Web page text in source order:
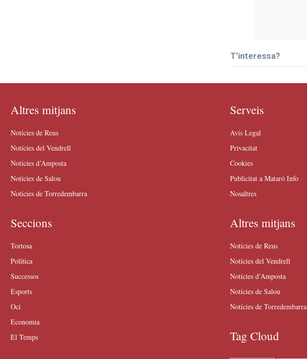
T’interessa?
Altres mitjans
Notícies de Reus
Notícies del Vendrell
Notícies d’Amposta
Notícies de Salou
Notícies de Torredembarra
Seccions
Tortosa
Política
Successos
Esports
Oci
Economia
El Temps
Serveis
Avís Legal
Privacitat
Cookies
Publicitat a Mataró Info
Nosaltres
Altres mitjans
Notícies de Reus
Notícies del Vendrell
Notícies d’Amposta
Notícies de Salou
Notícies de Torredembarra
Tag Cloud